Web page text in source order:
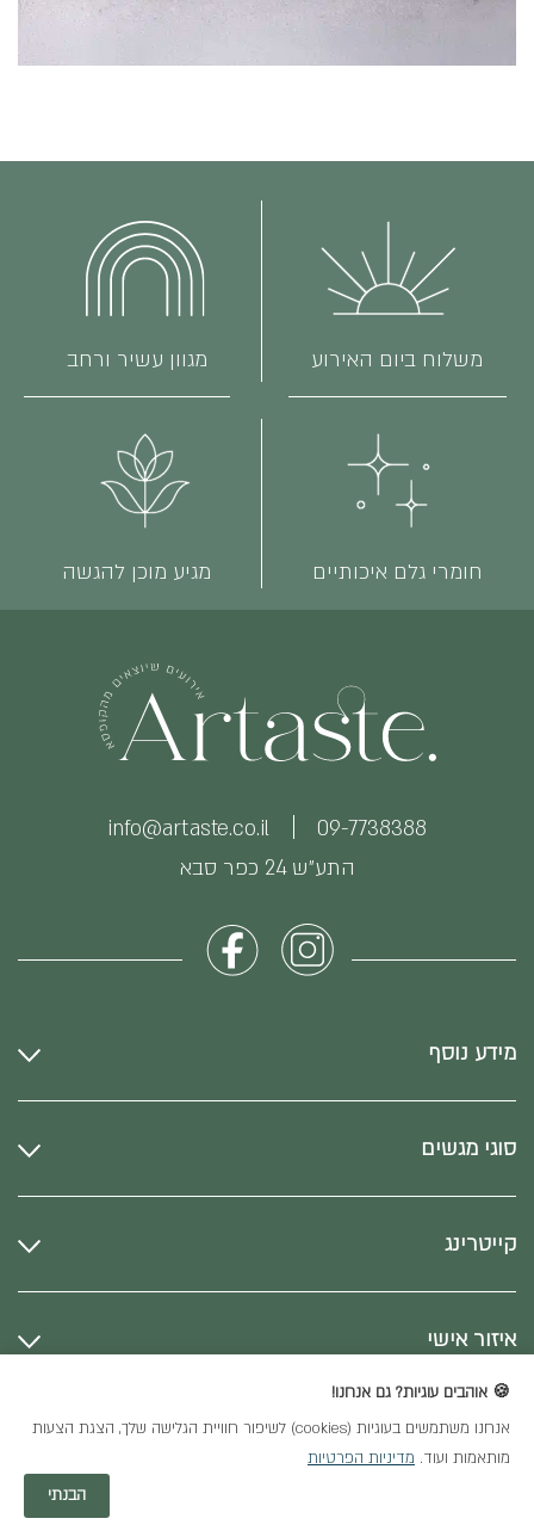
משלוח ביום האירוע מגוון עשיר ורחב
חומרי גלם איכותיים מגיע מוכן להגשה
התע״ש 24 כפר סבא
09-7738388
info@artaste.co.il
מידע נוסף
סוגי מגשים
קייטרינג
איזור אישי
כל הזכויות שמורות
🍪 אוהבים עוגיות? גם אנחנו!
אנחנו משתמשים בעוגיות (cookies) לשיפור חוויית הגלישה שלך, הצגת הצעות
מותאמות ועוד. מדיניות הפרטיות
הבנתי